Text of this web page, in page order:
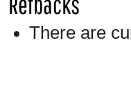
There are